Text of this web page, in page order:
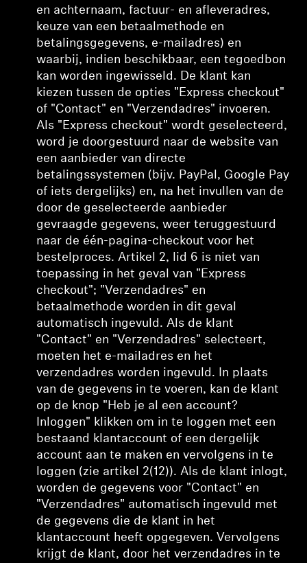
en achternaam, factuur- en afleveradres,
keuze van een betaalmethode en
betalingsgegevens, e-mailadres) en
waarbij, indien beschikbaar, een tegoedbon
kan worden ingewisseld. De klant kan
kiezen tussen de opties "Express checkout"
of "Contact" en "Verzendadres" invoeren.
Als "Express checkout" wordt geselecteerd,
word je doorgestuurd naar de website van
een aanbieder van directe
betalingssystemen (bijv. PayPal, Google Pay
of iets dergelijks) en, na het invullen van de
door de geselecteerde aanbieder
gevraagde gegevens, weer teruggestuurd
naar de één-pagina-checkout voor het
bestelproces. Artikel 2, lid 6 is niet van
toepassing in het geval van "Express
checkout"; "Verzendadres" en
betaalmethode worden in dit geval
automatisch ingevuld. Als de klant
"Contact" en "Verzendadres" selecteert,
moeten het e-mailadres en het
verzendadres worden ingevuld. In plaats
van de gegevens in te voeren, kan de klant
op de knop "Heb je al een account?
Inloggen" klikken om in te loggen met een
bestaand klantaccount of een dergelijk
account aan te maken en vervolgens in te
loggen (zie artikel 2(12)). Als de klant inlogt,
worden de gegevens voor "Contact" en
"Verzendadres" automatisch ingevuld met
de gegevens die de klant in het
klantaccount heeft opgegeven. Vervolgens
krijgt de klant, door het verzendadres in te